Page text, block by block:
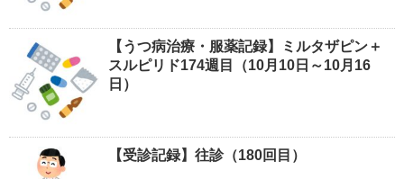
【うつ病治療・服薬記録】ミルタザピン＋
スルピリド174週目（10月10日～10月16
日）
【受診記録】往診（180回目）